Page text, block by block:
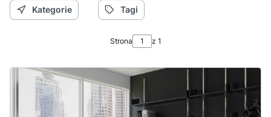
Kategorie Tagi
Strona z 1